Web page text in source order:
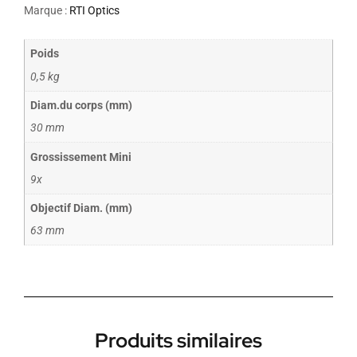
Marque : RTI Optics
Poids
0,5 kg
Diam.du corps (mm)
30 mm
Grossissement Mini
9x
Objectif Diam. (mm)
63 mm
Produits similaires